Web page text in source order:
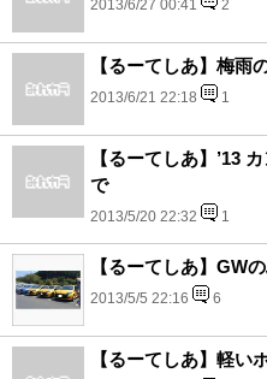
2013/6/27 00:41 2
【るーてしあ】梅雨
2013/6/21 22:18 1
【るーてしあ】’13
で
2013/5/20 22:32 1
【るーてしあ】GW
2013/5/5 22:16 6
【るーてしあ】軽い